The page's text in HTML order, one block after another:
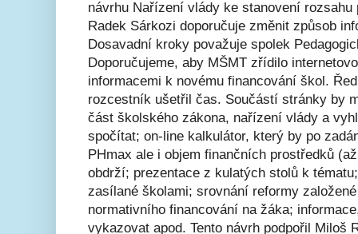
návrhu Nařízení vlády ke stanovení rozsahu
Radek Sárkozi doporučuje změnit způsob
Dosavadní kroky považuje spolek
Doporučujeme, aby MŠMT zřídilo
informacemi k novému financování škol.
rozcestník ušetřil čas. Součástí stránky by
část školského zákona, nařízení vlády a
spočítat; on-line kalkulátor, který by po
PHmax ale i objem finančních prostředků
obdrží; prezentace z kulatých stolů k
zasílané školami; srovnání reformy
normativního financování na žáka;
vykazovat apod. Tento návrh podpořil Miloš